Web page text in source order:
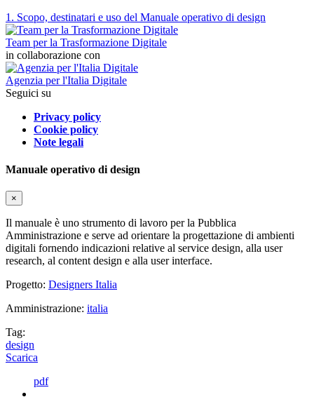
1. Scopo, destinatari e uso del Manuale operativo di design
Team per la Trasformazione Digitale
in collaborazione con
Agenzia per l'Italia Digitale
Seguici su
Privacy policy
Cookie policy
Note legali
Manuale operativo di design
×
Il manuale è uno strumento di lavoro per la Pubblica
Amministrazione e serve ad orientare la progettazione di ambienti
digitali fornendo indicazioni relative al service design, alla user
research, al content design e alla user interface.
Progetto: Designers Italia
Amministrazione: italia
Tag:
design
Scarica
pdf